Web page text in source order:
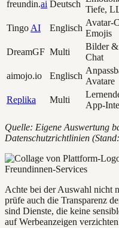
freundin.ai Deutsch
Tiefe,
Tingo AI Englisch
Avatar-
Emojis
DreamGF Multi
Bilder
Chat
aimojo.io Englisch
Avatare
Replika Multi
App-
Quelle: Eigene Auswertung
Datenschutzrichtlinien
Achte bei der Auswahl nicht
prüfe auch die Transparenz
sind Dienste, die keine
auf Werbeanzeigen